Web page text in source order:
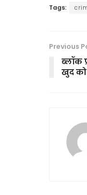
Tags:
Previous
ब्लॉक
खुद को